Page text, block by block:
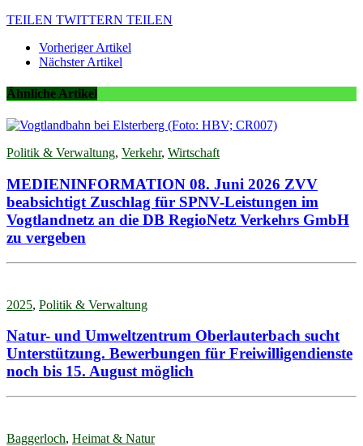
TEILEN TWITTERN TEILEN
Vorheriger Artikel
Nächster Artikel
Ähnliche Artikel
Politik & Verwaltung, Verkehr, Wirtschaft
MEDIENINFORMATION 08. Juni 2026 ZVV
beabsichtigt Zuschlag für SPNV-Leistungen im
Vogtlandnetz an die DB RegioNetz Verkehrs GmbH
zu vergeben
2025, Politik & Verwaltung
Natur- und Umweltzentrum Oberlauterbach sucht
Unterstützung. Bewerbungen für Freiwilligendienste
noch bis 15. August möglich
Baggerloch, Heimat & Natur